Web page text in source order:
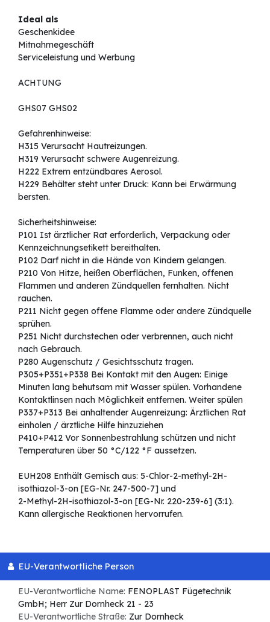
Ideal als
Geschenkidee
Mitnahmegeschäft
Serviceleistung und Werbung
ACHTUNG
GHS07 GHS02
Gefahrenhinweise:
H315 Verursacht Hautreizungen.
H319 Verursacht schwere Augenreizung.
H222 Extrem entzündbares Aerosol.
H229 Behälter steht unter Druck: Kann bei Erwärmung
bersten.
Sicherheitshinweise:
P101 Ist ärztlicher Rat erforderlich, Verpackung oder
Kennzeichnungsetikett bereithalten.
P102 Darf nicht in die Hände von Kindern gelangen.
P210 Von Hitze, heißen Oberflächen, Funken, offenen
Flammen und anderen Zündquellen fernhalten. Nicht
rauchen.
P211 Nicht gegen offene Flamme oder andere Zündquelle
sprühen.
P251 Nicht durchstechen oder verbrennen, auch nicht
nach Gebrauch.
P280 Augenschutz / Gesichtsschutz tragen.
P305+P351+P338 Bei Kontakt mit den Augen: Einige
Minuten lang behutsam mit Wasser spülen. Vorhandene
Kontaktlinsen nach Möglichkeit entfernen. Weiter spülen
P337+P313 Bei anhaltender Augenreizung: Ärztlichen Rat
einholen / ärztliche Hilfe hinzuziehen
P410+P412 Vor Sonnenbestrahlung schützen und nicht
Temperaturen über 50 °C/122 °F aussetzen.
EUH208 Enthält Gemisch aus: 5-Chlor-2-methyl-2H-
isothiazol-3-on [EG-Nr. 247-500-7] und
2-Methyl-2H-isothiazol-3-on [EG-Nr. 220-239-6] (3:1).
Kann allergische Reaktionen hervorrufen.
EU-Verantwortliche Person
EU-Verantwortliche Name: FENOPLAST Fügetechnik
GmbH; Herr Zur Dornheck 21 - 23
EU-Verantwortliche Straße: Zur Dornheck